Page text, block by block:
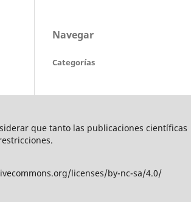
Navegar
Categorías
que tanto las publicaciones científicas
licenses/by-nc-sa/4.0/